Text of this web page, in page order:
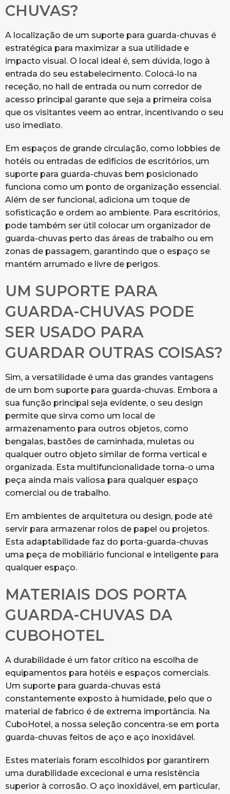
CHUVAS?
A localização de um suporte para guarda-chuvas é
estratégica para maximizar a sua utilidade e
impacto visual. O local ideal é, sem dúvida, logo à
entrada do seu estabelecimento. Colocá-lo na
receção, no hall de entrada ou num corredor de
acesso principal garante que seja a primeira coisa
que os visitantes veem ao entrar, incentivando o seu
uso imediato.
Em espaços de grande circulação, como lobbies de
hotéis ou entradas de edifícios de escritórios, um
suporte para guarda-chuvas bem posicionado
funciona como um ponto de organização essencial.
Além de ser funcional, adiciona um toque de
sofisticação e ordem ao ambiente. Para escritórios,
pode também ser útil colocar um organizador de
guarda-chuvas perto das áreas de trabalho ou em
zonas de passagem, garantindo que o espaço se
mantém arrumado e livre de perigos.
UM SUPORTE PARA
GUARDA-CHUVAS PODE
SER USADO PARA
GUARDAR OUTRAS COISAS?
Sim, a versatilidade é uma das grandes vantagens
de um bom suporte para guarda-chuvas. Embora a
sua função principal seja evidente, o seu design
permite que sirva como um local de
armazenamento para outros objetos, como
bengalas, bastões de caminhada, muletas ou
qualquer outro objeto similar de forma vertical e
organizada. Esta multifuncionalidade torna-o uma
peça ainda mais valiosa para qualquer espaço
comercial ou de trabalho.
Em ambientes de arquitetura ou design, pode até
servir para armazenar rolos de papel ou projetos.
Esta adaptabilidade faz do porta-guarda-chuvas
uma peça de mobiliário funcional e inteligente para
qualquer espaço.
MATERIAIS DOS PORTA
GUARDA-CHUVAS DA
CUBOHOTEL
A durabilidade é um fator crítico na escolha de
equipamentos para hotéis e espaços comerciais.
Um suporte para guarda-chuvas está
constantemente exposto à humidade, pelo que o
material de fabrico é de extrema importância. Na
CuboHotel, a nossa seleção concentra-se em porta
guarda-chuvas feitos de aço e aço inoxidável.
Estes materiais foram escolhidos por garantirem
uma durabilidade excecional e uma resistência
superior à corrosão. O aço inoxidável, em particular,